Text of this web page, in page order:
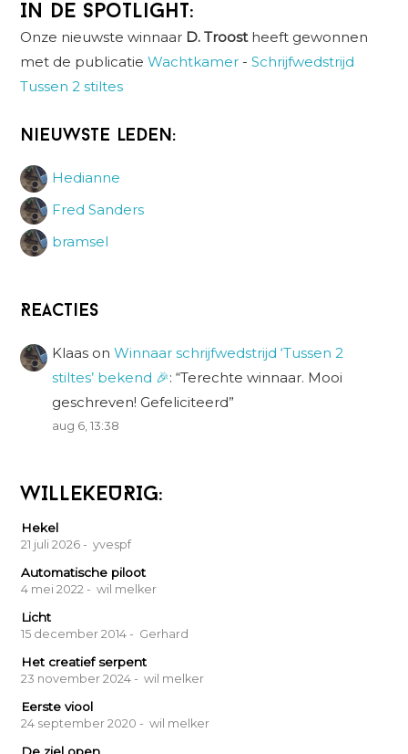
In de spotlight:
Onze nieuwste winnaar D. Troost heeft gewonnen
met de publicatieWachtkamer -Schrijfwedstrijd
Tussen 2 stiltes
Nieuwste leden:
Hedianne
Fred Sanders
bramsel
Reacties
Klaas onWinnaar schrijfwedstrijd ‘Tussen 2
stiltes’ bekend 🎉: “Terechte winnaar. Mooi
geschreven! Gefeliciteerd”
aug 6, 13:38
WILLEKEURIG:
Hekel
21 juli 2026 - yvespf
Automatische piloot
4 mei 2022 - wil melker
Licht
15 december 2014 - Gerhard
Het creatief serpent
23 november 2024 - wil melker
Eerste viool
24 september 2020 - wil melker
De ziel open